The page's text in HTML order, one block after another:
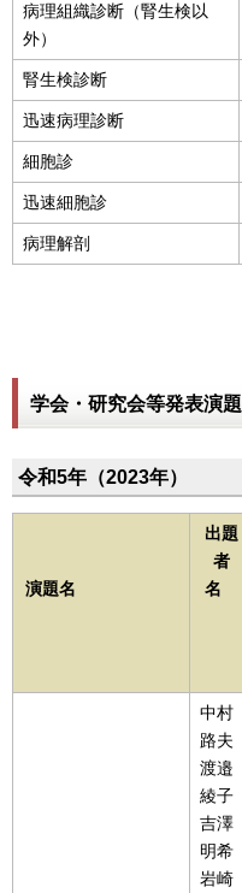
病理組織診断（腎生検以
外）
腎生検診断
迅速病理診断
細胞診
迅速細胞診
病理解剖
学会・研究会等発表演題
令和5年（2023年）
演題名
出題
者
名
中村
路夫
渡邉
綾子
吉澤
明希
岩崎